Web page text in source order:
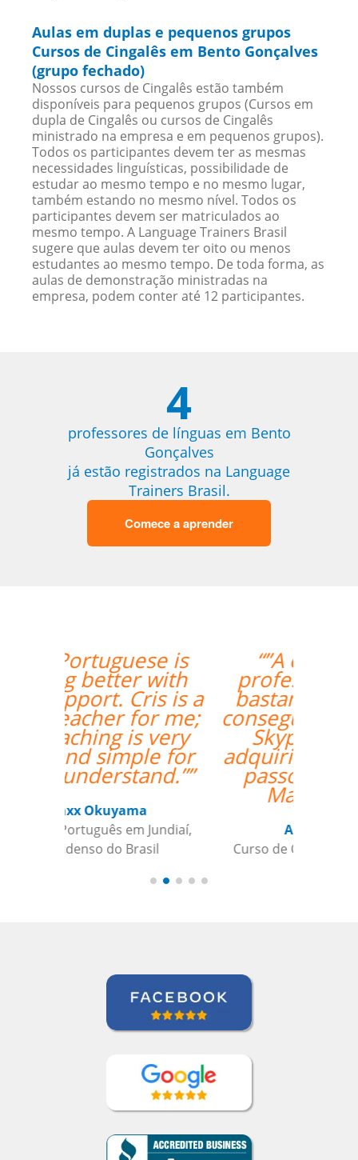
Aulas em duplas e pequenos grupos
Cursos de Cingalês em Bento Gonçalves
(grupo fechado)
Nossos cursos de Cingalês estão também
disponíveis para pequenos grupos (Cursos em
dupla de Cingalês ou cursos de Cingalês
ministrado na empresa e em pequenos grupos).
Todos os participantes devem ter as mesmas
necessidades linguísticas, possibilidade de
estudar ao mesmo tempo e no mesmo lugar,
também estando no mesmo nível. Todos os
participantes devem ser matriculados ao
mesmo tempo. A Language Trainers Brasil
sugere que aulas devem ter oito ou menos
estudantes ao mesmo tempo. De toda forma, as
aulas de demonstração ministradas na
empresa, podem conter até 12 participantes.
4
professores de línguas em Bento
Gonçalves
já estão registrados na Language
Trainers Brasil.
Comece a aprender
“”A experiente
professora Mei foi
bastante didática e
conseguiu mesmo via
Skype me fazer
adquirir os primeiros
passos de Chinês
Antonio Pina
Curso de Chinês Mandarim em
Crédito